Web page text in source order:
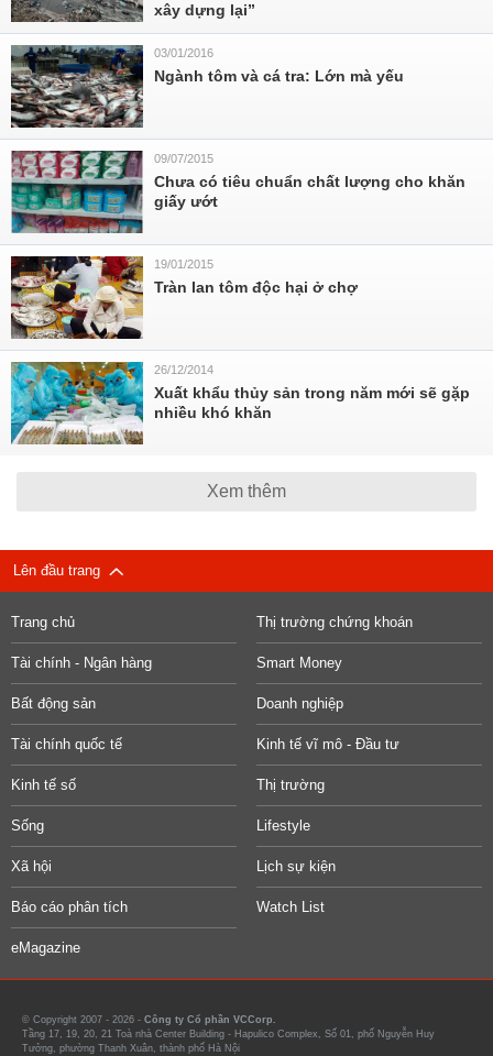
xây dựng lại”
03/01/2016
Ngành tôm và cá tra: Lớn mà yếu
09/07/2015
Chưa có tiêu chuẩn chất lượng cho khăn
giấy ướt
19/01/2015
Tràn lan tôm độc hại ở chợ
26/12/2014
Xuất khẩu thủy sản trong năm mới sẽ gặp
nhiều khó khăn
Xem thêm
Lên đầu trang
Trang chủ Thị trường chứng khoán
Tài chính - Ngân hàng Smart Money
Bất động sản Doanh nghiệp
Tài chính quốc tế Kinh tế vĩ mô - Đầu tư
Kinh tế số Thị trường
Sống Lifestyle
Xã hội Lịch sự kiện
Báo cáo phân tích Watch List
eMagazine
© Copyright 2007 - 2026 - Công ty Cổ phần VCCorp.
Tầng 17, 19, 20, 21 Toà nhà Center Building - Hapulico Complex, Số 01, phố Nguyễn Huy
Tưởng, phường Thanh Xuân, thành phố Hà Nội